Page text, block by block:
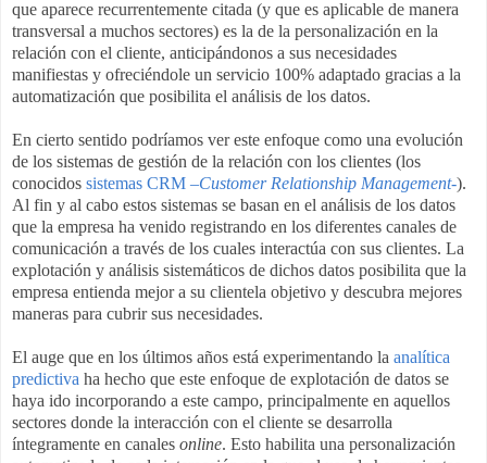
que aparece recurrentemente citada (y que es aplicable de manera
transversal a muchos sectores) es la de la personalización en la
relación con el cliente, anticipándonos a sus necesidades
manifiestas y ofreciéndole un servicio 100% adaptado gracias a la
automatización que posibilita el análisis de los datos.
En cierto sentido podríamos ver este enfoque como una evolución
de los sistemas de gestión de la relación con los clientes (los
conocidos sistemas CRM –Customer Relationship Management-).
Al fin y al cabo estos sistemas se basan en el análisis de los datos
que la empresa ha venido registrando en los diferentes canales de
comunicación a través de los cuales interactúa con sus clientes. La
explotación y análisis sistemáticos de dichos datos posibilita que la
empresa entienda mejor a su clientela objetivo y descubra mejores
maneras para cubrir sus necesidades.
El auge que en los últimos años está experimentando la analítica
predictiva ha hecho que este enfoque de explotación de datos se
haya ido incorporando a este campo, principalmente en aquellos
sectores donde la interacción con el cliente se desarrolla
íntegramente en canales online. Esto habilita una personalización